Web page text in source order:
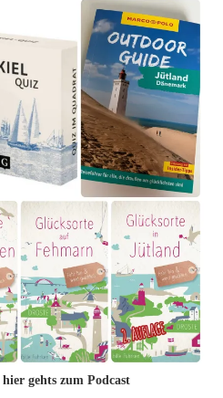
hier gehts zum Podcast